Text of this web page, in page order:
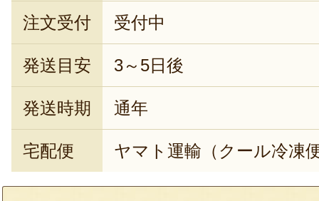
注文受付 受付中
発送目安 3～5日後
発送時期 通年
宅配便 ヤマト運輸（クール冷凍